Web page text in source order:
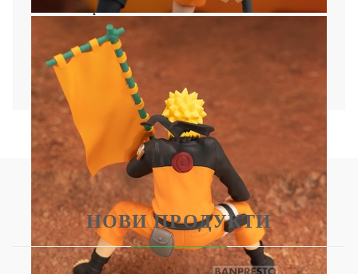
Материал: PVC
Височина: 11cm
Всички фигурки са запечатани и
опаковани в илюстрована кутия.
НОВИ ПРОДУКТИ